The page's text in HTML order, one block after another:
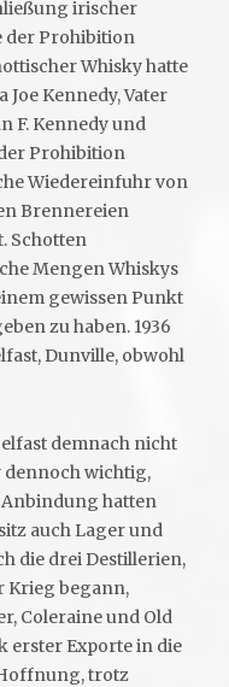
irischer
der Prohibition
Whisky hatte
Joe Kennedy, Vater
F. Kennedy und
Prohibition
Wiedereinfuhr von
Brennereien
Schotten
Mengen Whiskys
gewissen Punkt
zu haben. 1936
Dunville, obwohl
demnach nicht
dennoch wichtig,
hatten
auch Lager und
die drei Destillerien,
Krieg begann,
Coleraine und Old
erster Exporte in die
trotz